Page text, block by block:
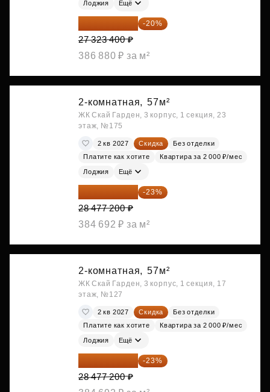
Лоджия Ещё
21 858 720 ₽ -20%
27 323 400 ₽
386 880 ₽ за м²
2-комнатная, 57м²
ЖК Скай Гарден, 3 корпус, 1 секция, 23
этаж, №175
2 кв 2027 Скидка
Без отделки
Платите как хотите
Квартира за 2 000 ₽/мес
Лоджия Ещё
21 927 444 ₽ -23%
28 477 200 ₽
384 692 ₽ за м²
2-комнатная, 57м²
ЖК Скай Гарден, 3 корпус, 1 секция, 17
этаж, №127
2 кв 2027 Скидка
Без отделки
Платите как хотите
Квартира за 2 000 ₽/мес
Лоджия Ещё
21 927 444 ₽ -23%
28 477 200 ₽